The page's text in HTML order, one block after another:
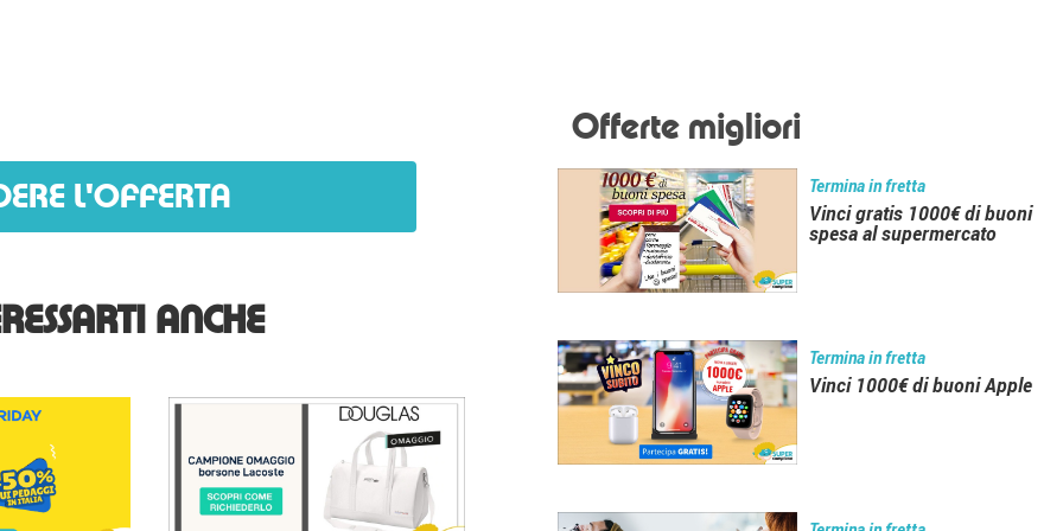
L'OFFERTA
ANCHE
Offerte migliori
Termina in fretta
Vinci gratis 1000€ di buoni
spesa al supermercato
Termina in fretta
Vinci 1000€ di buoni Apple